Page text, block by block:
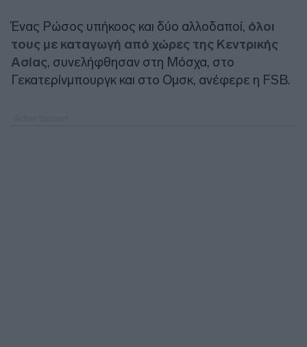
Ένας Ρώσος υπήκοος και δύο αλλοδαποί, όλοι
τους με καταγωγή από χώρες της Κεντρικής
Ασίας, συνελήφθησαν στη Μόσχα, στο
Γεκατερίνμπουργκ και στο Ομσκ, ανέφερε η FSB.